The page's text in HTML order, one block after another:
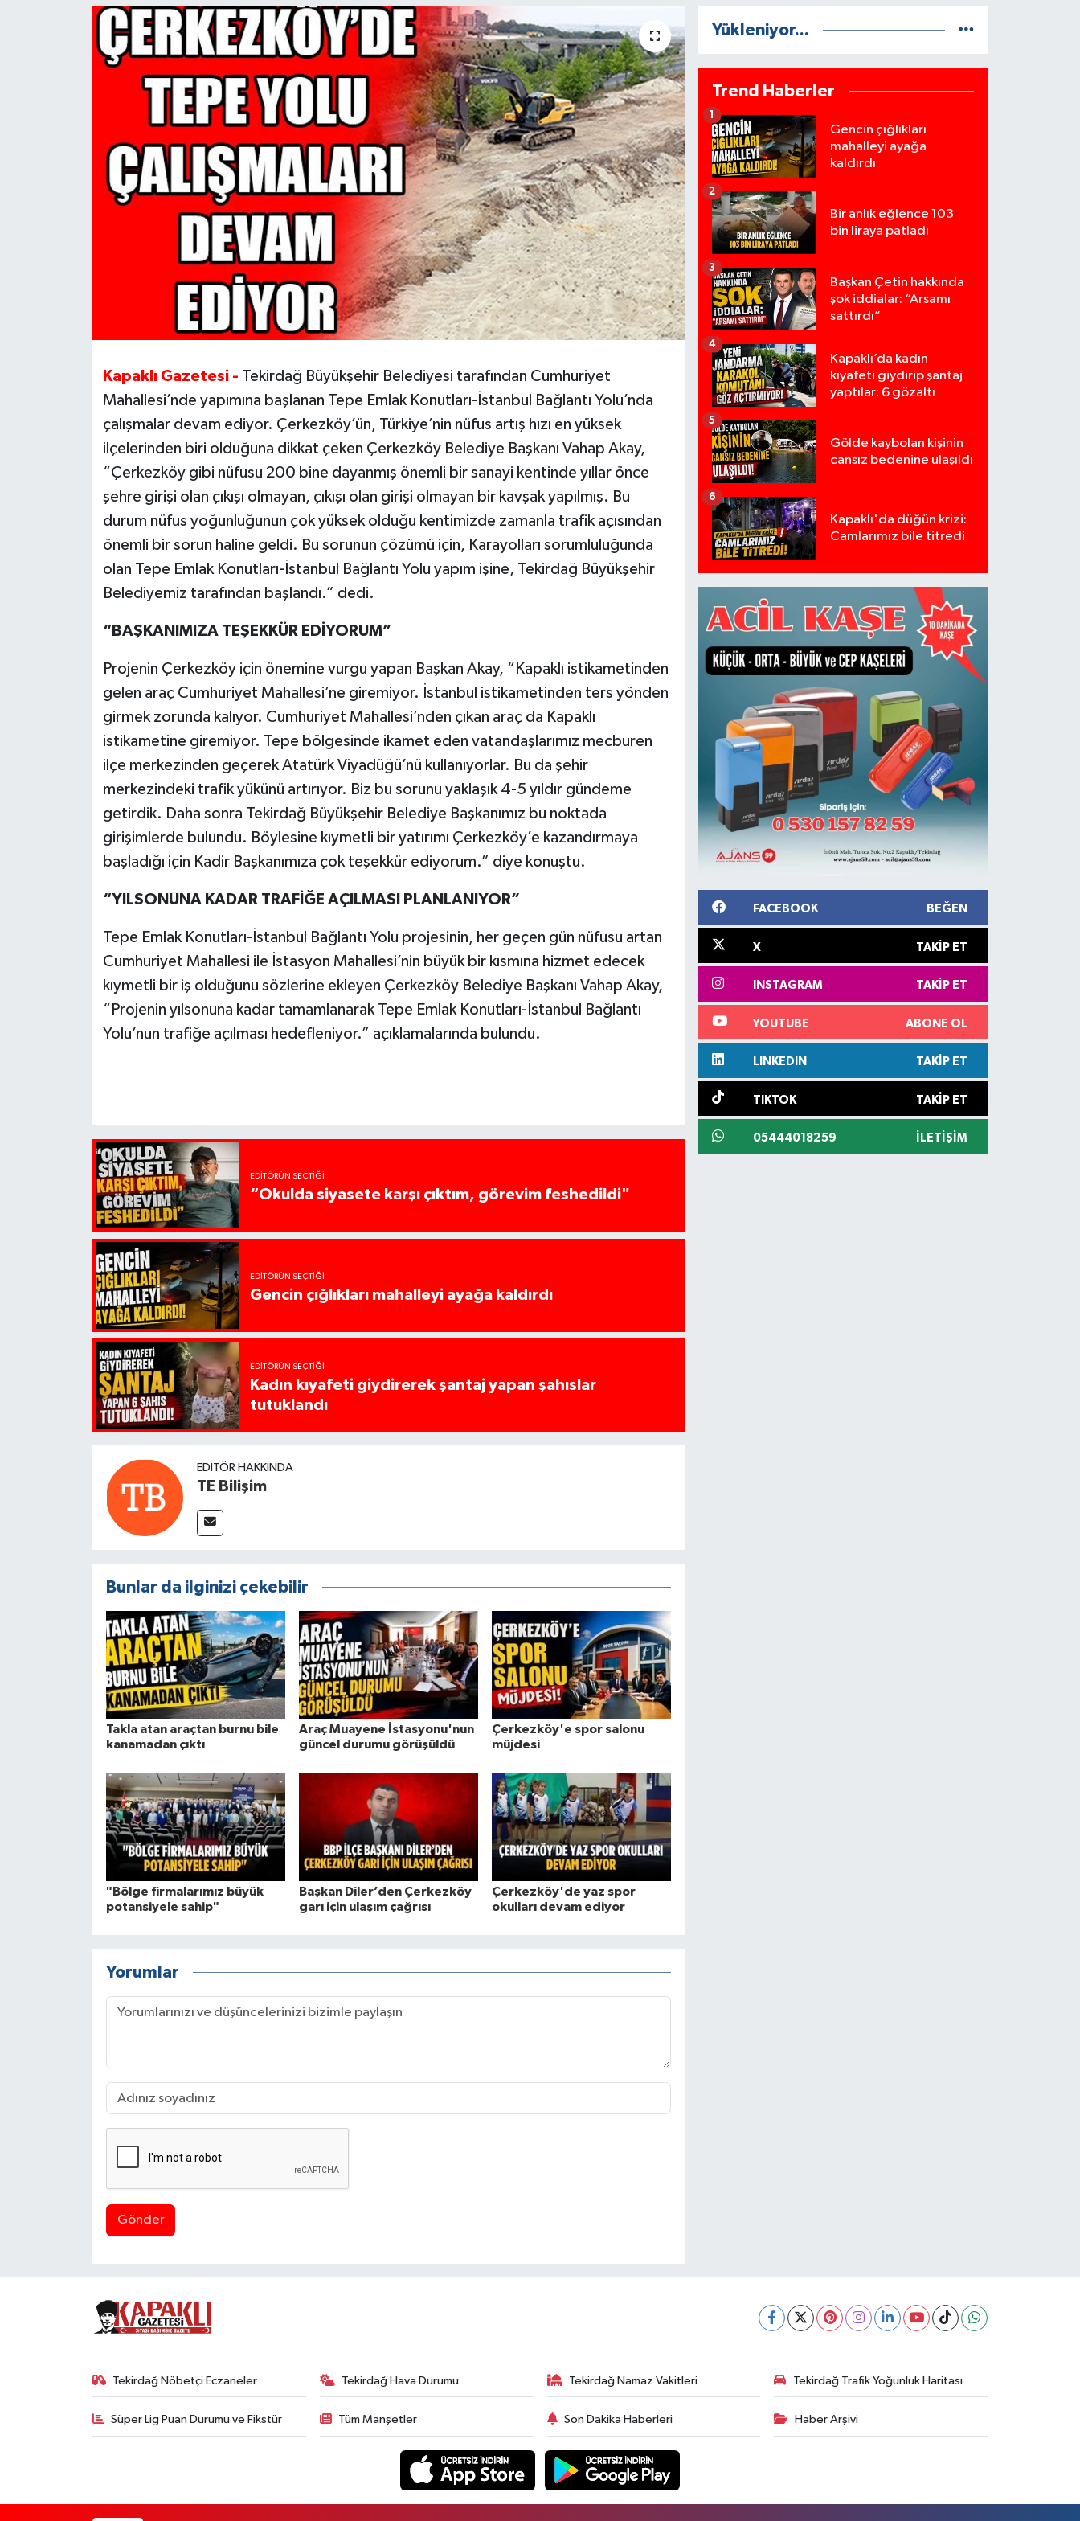
Kapaklı Gazetesi - Tekirdağ Büyükşehir Belediyesi tarafından Cumhuriyet
Mahallesi’nde yapımına başlanan Tepe Emlak Konutları-İstanbul Bağlantı Yolu’nda
çalışmalar devam ediyor. Çerkezköy’ün, Türkiye’nin nüfus artış hızı en yüksek
ilçelerinden biri olduğuna dikkat çeken Çerkezköy Belediye Başkanı Vahap Akay,
“Çerkezköy gibi nüfusu 200 bine dayanmış önemli bir sanayi kentinde yıllar önce
şehre girişi olan çıkışı olmayan, çıkışı olan girişi olmayan bir kavşak yapılmış. Bu
durum nüfus yoğunluğunun çok yüksek olduğu kentimizde zamanla trafik açısından
önemli bir sorun haline geldi. Bu sorunun çözümü için, Karayolları sorumluluğunda
olan Tepe Emlak Konutları-İstanbul Bağlantı Yolu yapım işine, Tekirdağ Büyükşehir
Belediyemiz tarafından başlandı.” dedi.
“BAŞKANIMIZA TEŞEKKÜR EDİYORUM”
Projenin Çerkezköy için önemine vurgu yapan Başkan Akay, “Kapaklı istikametinden
gelen araç Cumhuriyet Mahallesi’ne giremiyor. İstanbul istikametinden ters yönden
girmek zorunda kalıyor. Cumhuriyet Mahallesi’nden çıkan araç da Kapaklı
istikametine giremiyor. Tepe bölgesinde ikamet eden vatandaşlarımız mecburen
ilçe merkezinden geçerek Atatürk Viyadüğü’nü kullanıyorlar. Bu da şehir
merkezindeki trafik yükünü artırıyor. Biz bu sorunu yaklaşık 4-5 yıldır gündeme
getirdik. Daha sonra Tekirdağ Büyükşehir Belediye Başkanımız bu noktada
girişimlerde bulundu. Böylesine kıymetli bir yatırımı Çerkezköy’e kazandırmaya
başladığı için Kadir Başkanımıza çok teşekkür ediyorum.” diye konuştu.
“YILSONUNA KADAR TRAFİĞE AÇILMASI PLANLANIYOR”
Tepe Emlak Konutları-İstanbul Bağlantı Yolu projesinin, her geçen gün nüfusu artan
Cumhuriyet Mahallesi ile İstasyon Mahallesi’nin büyük bir kısmına hizmet edecek
kıymetli bir iş olduğunu sözlerine ekleyen Çerkezköy Belediye Başkanı Vahap Akay,
“Projenin yılsonuna kadar tamamlanarak Tepe Emlak Konutları-İstanbul Bağlantı
Yolu’nun trafiğe açılması hedefleniyor.” açıklamalarında bulundu.
EDITÖRÜN SEÇTIĞI
“Okulda siyasete karşı çıktım, görevim feshedildi"
EDITÖRÜN SEÇTIĞI
Gencin çığlıkları mahalleyi ayağa kaldırdı
EDITÖRÜN SEÇTIĞI
Kadın kıyafeti giydirerek şantaj yapan şahıslar
tutuklandı
EDITÖR HAKKINDA
TE Bilişim
Bunlar da ilginizi çekebilir
Takla atan araçtan burnu bile
kanamadan çıktı
Araç Muayene İstasyonu'nun
güncel durumu görüşüldü
Çerkezköy'e spor salonu
müjdesi
"Bölge firmalarımız büyük
potansiyele sahip"
Başkan Diler’den Çerkezköy
garı için ulaşım çağrısı
Çerkezköy'de yaz spor
okulları devam ediyor
Yorumlar
Gönder
Yükleniyor...
Trend Haberler
Gencin çığlıkları
mahalleyi ayağa
kaldırdı
1
Bir anlık eğlence 103
bin liraya patladı
2
Başkan Çetin hakkında
şok iddialar: “Arsamı
sattırdı”
3
Kapaklı’da kadın
kıyafeti giydirip şantaj
yaptılar: 6 gözaltı
4
Gölde kaybolan kişinin
cansız bedenine ulaşıldı
5
Kapaklı'da düğün krizi:
Camlarımız bile titredi
6
FACEBOOK BEĞEN
X TAKIP ET
INSTAGRAM TAKIP ET
YOUTUBE ABONE OL
LINKEDIN TAKIP ET
TIKTOK TAKIP ET
05444018259 İLETIŞIM
Tekirdağ Nöbetçi Eczaneler Tekirdağ Hava Durumu Tekirdağ Namaz Vakitleri Tekirdağ Trafik Yoğunluk Haritası
Süper Lig Puan Durumu ve Fikstür Tüm Manşetler Son Dakika Haberleri Haber Arşivi